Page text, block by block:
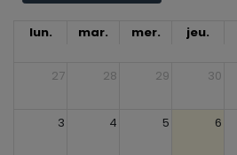
lun. mar. mer. jeu.
27 28 29 30
3 4 5 6